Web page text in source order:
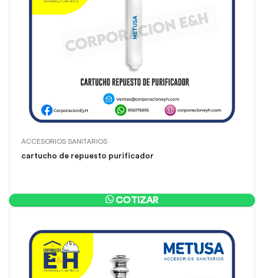
ACCESORIOS SANITARIOS
cartucho de repuesto purificador
COTIZAR